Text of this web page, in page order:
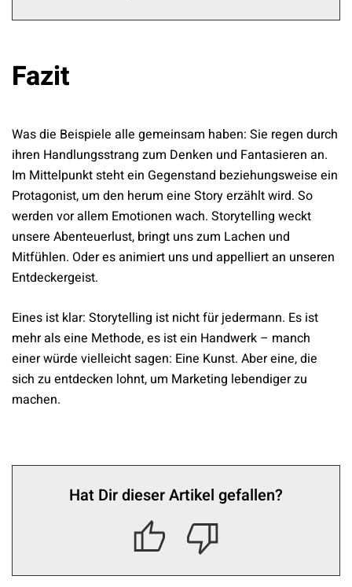
Fazit
Was die Beispiele alle gemeinsam haben: Sie regen durch
ihren Handlungsstrang zum Denken und Fantasieren an.
Im Mittelpunkt steht ein Gegenstand beziehungsweise ein
Protagonist, um den herum eine Story erzählt wird. So
werden vor allem Emotionen wach. Storytelling weckt
unsere Abenteuerlust, bringt uns zum Lachen und
Mitfühlen. Oder es animiert uns und appelliert an unseren
Entdeckergeist.
Eines ist klar: Storytelling ist nicht für jedermann. Es ist
mehr als eine Methode, es ist ein Handwerk – manch
einer würde vielleicht sagen: Eine Kunst. Aber eine, die
sich zu entdecken lohnt, um Marketing lebendiger zu
machen.
Hat Dir dieser Artikel gefallen?